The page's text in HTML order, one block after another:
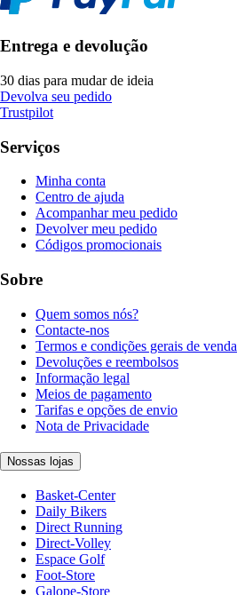
Entrega e devolução
30 dias para mudar de ideia
Devolva seu pedido
Trustpilot
Serviços
Minha conta
Centro de ajuda
Acompanhar meu pedido
Devolver meu pedido
Códigos promocionais
Sobre
Quem somos nós?
Contacte-nos
Termos e condições gerais de venda
Devoluções e reembolsos
Informação legal
Meios de pagamento
Tarifas e opções de envio
Nota de Privacidade
Nossas lojas
Basket-Center
Daily Bikers
Direct Running
Direct-Volley
Espace Golf
Foot-Store
Galope-Store